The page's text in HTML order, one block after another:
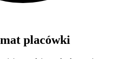
placówki